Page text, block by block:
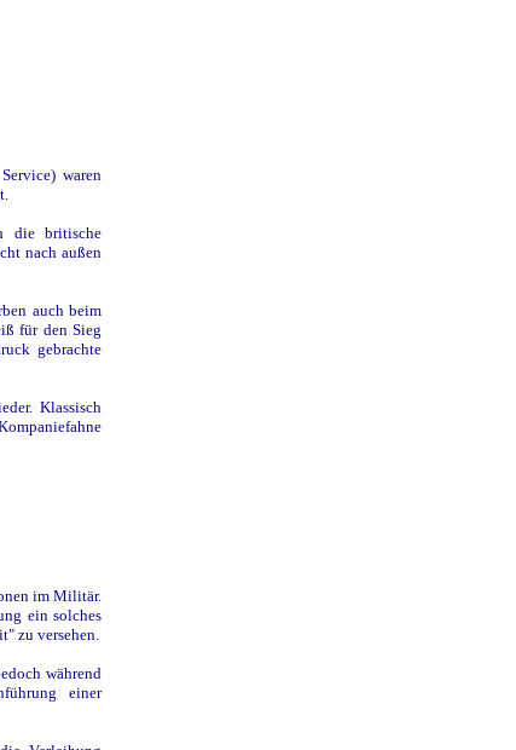
waren
die britische
nach außen
auch beim
für den Sieg
gebrachte
Klassisch
im Militär.
ein solches
zu versehen.
während
einer